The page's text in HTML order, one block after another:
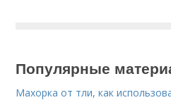
Популярные
Махорка от тли, как